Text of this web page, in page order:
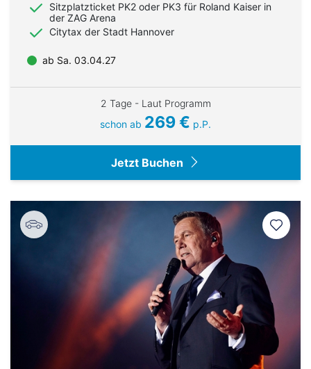
Sitzplatzticket PK2 oder PK3 für Roland Kaiser in
der ZAG Arena
Citytax der Stadt Hannover
ab Sa. 03.04.27
2 Tage - Laut Programm
schon ab 269 € p.P.
Jetzt Buchen